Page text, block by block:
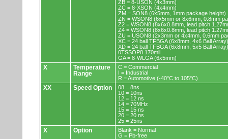
ZB = 8-USON (4x3mm)
ZC = 8-XSON (4x4mm)
ZM = SON8 (6x5mm, 1mm package height)
ZN = WSON8 (6x5mm or 8x6mm, 0.8mm
Z2 = WSON8 (8x6x0.8mm, lead pitch
Z4 = WSON8 (8x6x0.8mm, lead pitch
ZU = USON8 (2x3mm or 4x4mm, 0.6mm
XC = 24 ball TFBGA (6x8mm, 4x6 Ball Array)
XD = 24 ball TFBGA (6x8mm, 5x5 Ball Array)
0TSSOP8 170mil
GA = 8-WLGA (6x5mm)
X
Temperature
Range
C = Commercial
I = Industrial
R = Automotive (-40°C to 105°C)
XX Speed Option
08 = 8ns
10 = 10ns
12 = 12 ns
14 = 70MHz
15 = 15 ns
20 = 20 ns
25 = 25ns
X Option
Blank = Normal
G = Pb-free